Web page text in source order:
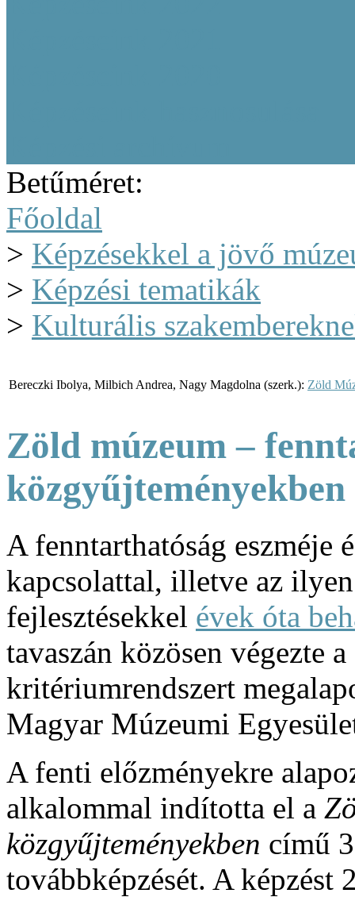
Betűméret:
Főoldal
> Képzésekkel a jövő
> Képzési tematikák
> Kulturális
Bereczki Ibolya, Milbich Andrea, Nagy Magdolna (szerk.): Zöld
Zöld múzeum –
közgyűjteményekben
A fenntarthatóság eszméje
kapcsolattal, illetve az
fejlesztésekkel évek óta
tavaszán közösen végezte
kritériumrendszert
Magyar Múzeumi
A fenti előzményekre
alkalommal indította el a
közgyűjteményekben című
továbbképzését. A képzést